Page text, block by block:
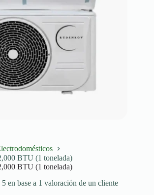
BTU (1 tonelada)
BTU (1 tonelada)
5 en base a 1 valoración de un cliente